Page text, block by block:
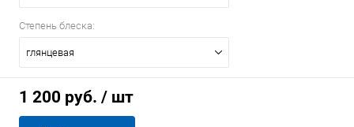
Степень блеска:
глянцевая
1 200 руб. / шт